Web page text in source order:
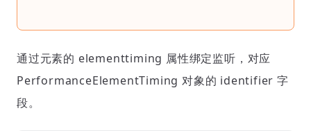
通过元素的 elementtiming 属性绑定监听，对应
PerformanceElementTiming 对象的 identifier 字
段。